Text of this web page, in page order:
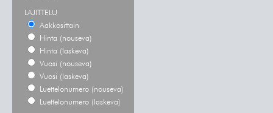
LAJITTELU
Aakkosittain
Hinta (nouseva)
Hinta (laskeva)
Vuosi (nouseva)
Vuosi (laskeva)
Luettelonumero (nouseva)
Luettelonumero (laskeva)